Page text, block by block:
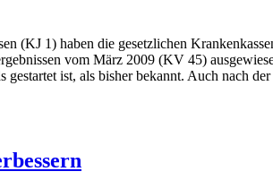
(KJ 1) haben die gesetzlichen
vom März 2009 (KV 45)
ist, als bisher bekannt. Auch nach